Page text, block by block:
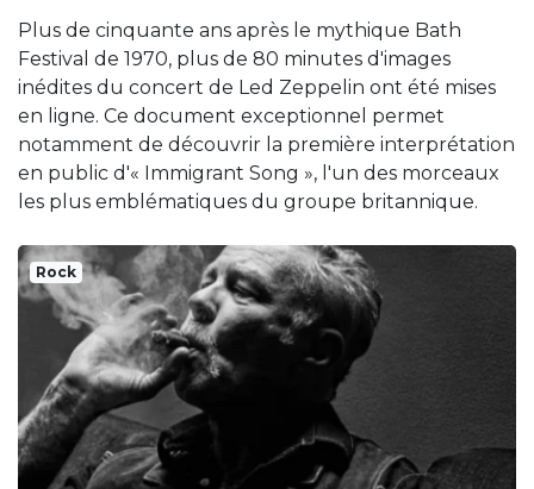
Plus de cinquante ans après le mythique Bath
Festival de 1970, plus de 80 minutes d'images
inédites du concert de Led Zeppelin ont été mises
en ligne. Ce document exceptionnel permet
notamment de découvrir la première interprétation
en public d'« Immigrant Song », l'un des morceaux
les plus emblématiques du groupe britannique.
Rock